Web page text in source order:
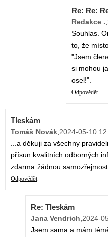
Re: Re:
Redakce .,
Souhlas.
to, že
"Jsem
si mohou
osel!".
Odpovědět
Tleskám
Tomáš Novák,2024-05-10
...a děkuji za všechny
přísun kvalitních odborných
zdarma žádnou
Odpovědět
Re: Tleskám
Jana Vendrich,2024-
Jsem sama a mám